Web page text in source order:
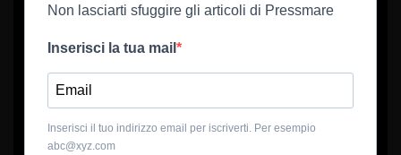
Non lasciarti sfuggire gli articoli di Pressmare
Inserisci la tua mail
Inserisci il tuo indirizzo email per iscriverti. Per esempio
abc@xyz.com